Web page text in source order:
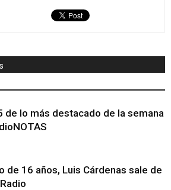
de lo más destacado de la semana
de 16 años, Luis Cárdenas sale de